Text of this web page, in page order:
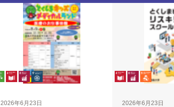
2026年6月23日 2026年6月23日